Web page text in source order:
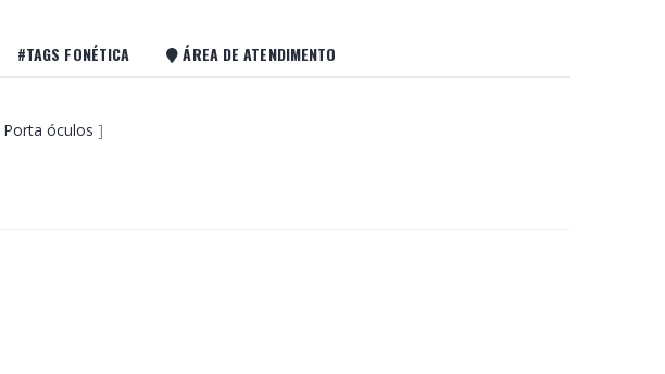
#TAGS FONÉTICA ÁREA DE ATENDIMENTO
Porta óculos ]